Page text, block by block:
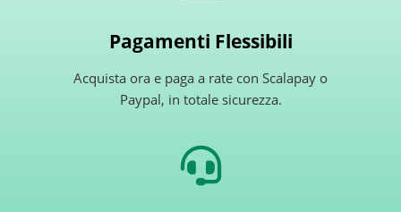
Pagamenti Flessibili
Acquista ora e paga a rate con Scalapay o
Paypal, in totale sicurezza.